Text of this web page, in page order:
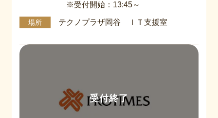
※受付開始：13:45～
場所 テクノプラザ岡谷 ＩＴ支援室